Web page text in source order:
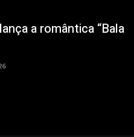
a romântica “Bala